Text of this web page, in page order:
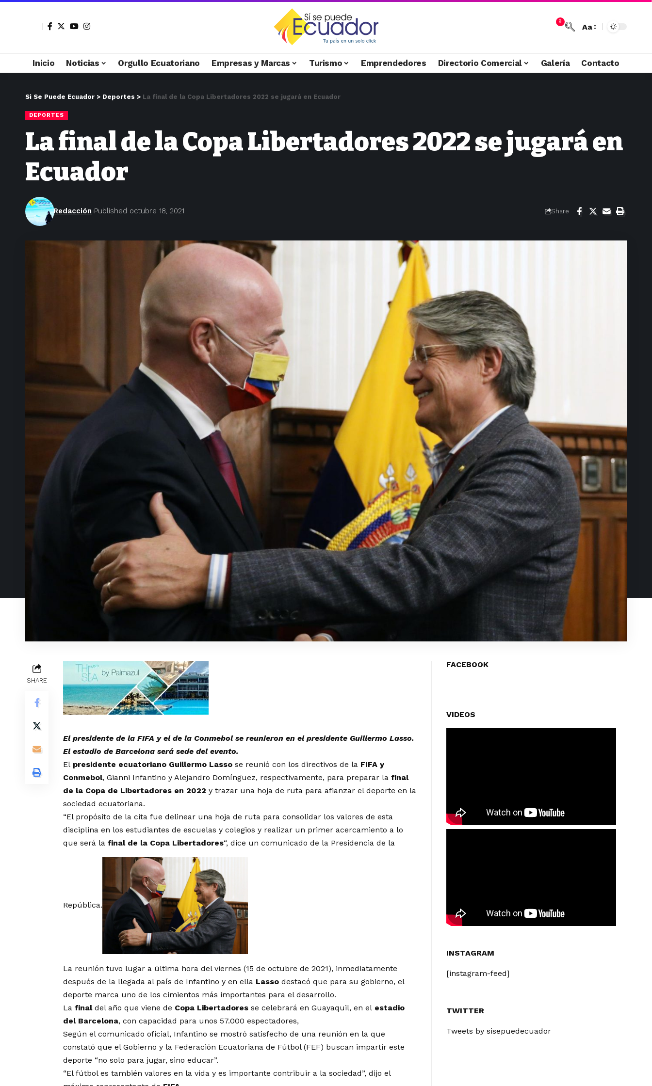
9
Aa
Inicio Noticias Orgullo Ecuatoriano Empresas y Marcas Turismo Emprendedores Directorio Comercial Galería Contacto
Si Se Puede Ecuador > Deportes > La final de la Copa Libertadores 2022 se jugará en Ecuador
DEPORTES
La final de la Copa Libertadores 2022 se jugará en
Ecuador
Redacción Published octubre 18, 2021 Share
SHARE
El presidente de la FIFA y el de la Conmebol se reunieron en el presidente Guillermo Lasso.
El estadio de Barcelona será sede del evento.
El presidente ecuatoriano Guillermo Lasso se reunió con los directivos de la FIFA y
Conmebol, Gianni Infantino y Alejandro Domínguez, respectivamente, para preparar la final
de la Copa de Libertadores en 2022 y trazar una hoja de ruta para afianzar el deporte en la
sociedad ecuatoriana.
“El propósito de la cita fue delinear una hoja de ruta para consolidar los valores de esta
disciplina en los estudiantes de escuelas y colegios y realizar un primer acercamiento a lo
que será la final de la Copa Libertadores“, dice un comunicado de la Presidencia de la
República.
La reunión tuvo lugar a última hora del viernes (15 de octubre de 2021), inmediatamente
después de la llegada al país de Infantino y en ella Lasso destacó que para su gobierno, el
deporte marca uno de los cimientos más importantes para el desarrollo.
La finaldel año que viene de Copa Libertadores se celebrará en Guayaquil, en el estadio
del Barcelona, con capacidad para unos 57.000 espectadores,
Según el comunicado oficial, Infantino se mostró satisfecho de una reunión en la que
constató que el Gobierno y la Federación Ecuatoriana de Fútbol (FEF) buscan impartir este
deporte “no solo para jugar, sino educar”.
“El fútbol es también valores en la vida y es importante contribuir a la sociedad”, dijo el
FACEBOOK
VIDEOS
INSTAGRAM
[instagram-feed]
TWITTER
Tweets by sisepuedecuador